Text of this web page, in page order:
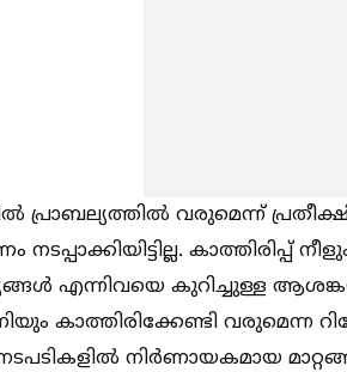
പ്രാബല്യത്തില്‍ വരുമെന്ന്
നടപ്പാക്കിയിട്ടില്ല. കാത്തിരിപ്പ്
എന്നിവയെ കുറിച്ചുള്ള
കാത്തിരിക്കേണ്ടി വരുമെന്ന
നിർണായകമായ